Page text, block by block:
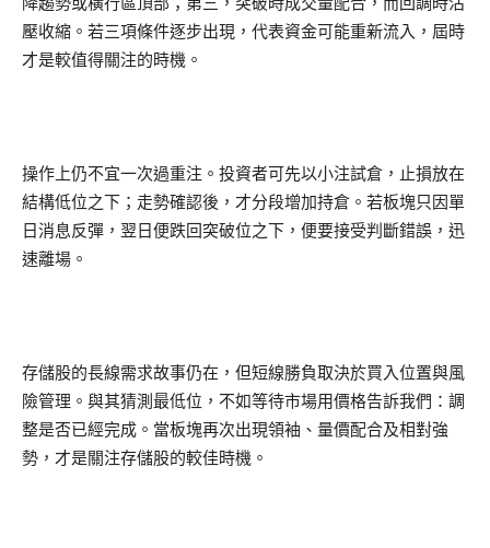
壓收縮。若三項條件逐步出現，代表資金可能重新流入，屆時
才是較值得關注的時機。
操作上仍不宜一次過重注。投資者可先以小注試倉，止損放在
結構低位之下；走勢確認後，才分段增加持倉。若板塊只因單
日消息反彈，翌日便跌回突破位之下，便要接受判斷錯誤，迅
速離場。
存儲股的長線需求故事仍在，但短線勝負取決於買入位置與風
險管理。與其猜測最低位，不如等待市場用價格告訴我們：調
整是否已經完成。當板塊再次出現領袖、量價配合及相對強
勢，才是關注存儲股的較佳時機。